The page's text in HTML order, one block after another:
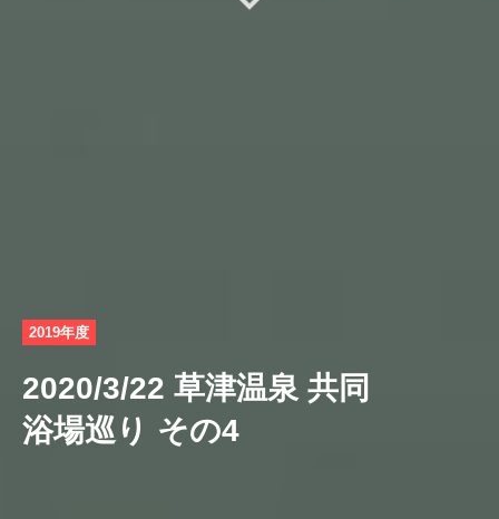
2019年度
2020/3/22 草津温泉 共同
浴場巡り その4